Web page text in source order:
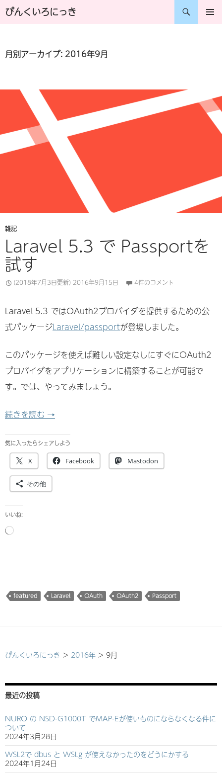
コ
ン
へ
ッ
プ
ぴんくいろにっき
検
月別アーカイブ: 2016年9月
雑記
Laravel 5.3 で Passportを
試す
(2018年7月3日更新) 2016年9月15日 4件のコメント
Laravel 5.3 ではOAuth2プロバイダを提供するための公
式パッケージLaravel/passportが登場しました。
このパッケージを使えば難しい設定なしにすぐにOAuth2
プロバイダをアプリケーションに構築することが可能で
す。では、やってみましょう。
続きを読む Laravel 5.3 で Passportを試す
→
気に入ったらシェアしよう
X Facebook Mastodon
その他
いいね:
読
featured Laravel OAuth OAuth2 Passport
ぴんくいろにっき > 2016年 > 9月
最近の投稿
NURO の NSD-G1000T でMAP-Eが使いものにならなくなる件に
ついて
2024年3月28日
WSL2で dbus と WSLg が使えなかったのをどうにかする
2024年1月24日